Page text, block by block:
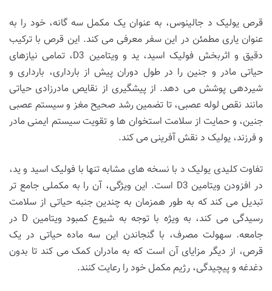
قرص یولیک د جالینوس، به عنوان یک مکمل سه گانه، خود را به
عنوان یاری مطمئن در این سفر معرفی می کند. این قرص با ترکیب
دقیق و اثربخش فولیک اسید، ید و ویتامین D3، تمامی نیازهای
حیاتی مادر و جنین را در طول دوران پیش از بارداری، بارداری و
شیردهی پوشش می دهد. از پیشگیری از نقایص مادرزادی حیاتی
مانند نقص لوله عصبی، تا تضمین رشد صحیح مغز و سیستم عصبی
جنین، و حمایت از سلامت استخوان ها و تقویت سیستم ایمنی مادر
و فرزند، یولیک د نقش آفرینی می کند.
تفاوت کلیدی یولیک د با نسخه های مشابه تنها با فولیک اسید و ید،
در افزودن ویتامین D3 است. این ویژگی، آن را به مکملی جامع تر
تبدیل می کند که به طور همزمان به چندین جنبه حیاتی از سلامت
رسیدگی می کند، به ویژه با توجه به شیوع کمبود ویتامین D در
جامعه. سهولت مصرف، با گنجاندن این سه ماده حیاتی در یک
قرص، از دیگر مزایای آن است که به مادران کمک می کند تا بدون
دغدغه و پیچیدگی، رژیم مکمل خود را رعایت کنند.